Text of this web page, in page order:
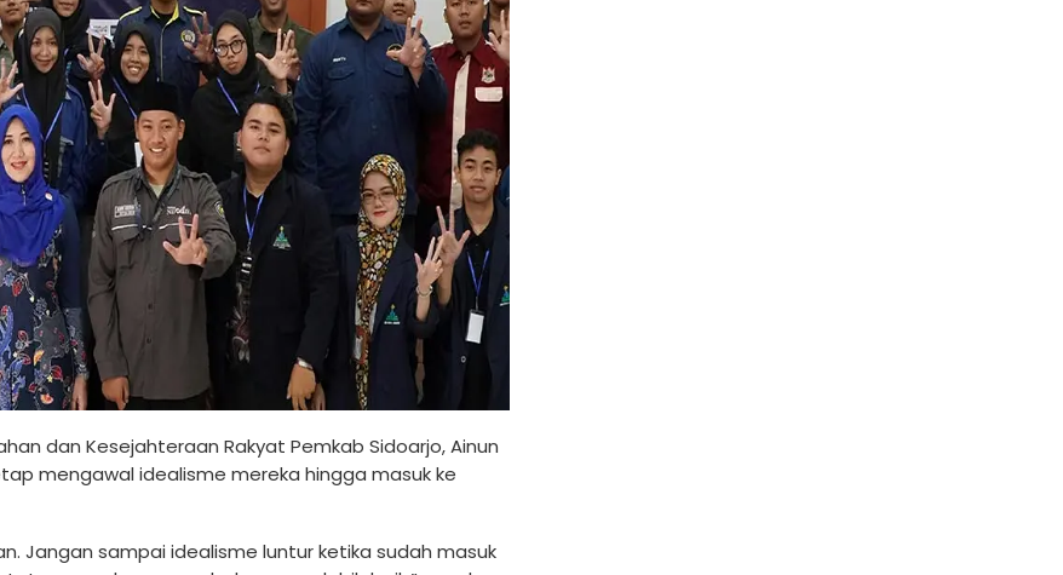
dan Kesejahteraan Rakyat Pemkab Sidoarjo, Ainun
mengawal idealisme mereka hingga masuk ke
Jangan sampai idealisme luntur ketika sudah masuk